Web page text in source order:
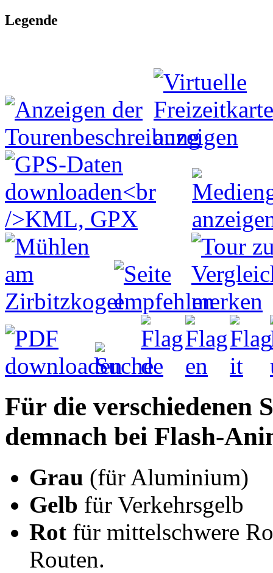
Legende
Für die verschiedenen
demnach bei Flash-
Grau (für Aluminium)
Gelb für Verkehrsgelb
Rot für mittelschwere
Routen.